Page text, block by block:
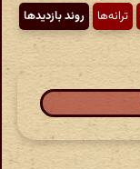
ترانه‌ها
روند بازدیدها